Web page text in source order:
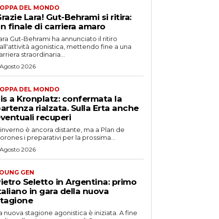
DEL MONDO
Lara! Gut-Behrami si ritira:
finale di carriera amaro
Gut-Behrami ha annunciato il ritiro
agonistica, mettendo fine a una
straordinaria...
2026
DEL MONDO
a Kronplatz: confermata la
rialzata. Sulla Erta anche
recuperi
è ancora distante, ma a Plan de
i preparativi per la prossima...
2026
GEN
Seletto in Argentina: primo
in gara della nuova
nuova stagione agonistica è iniziata. A fine